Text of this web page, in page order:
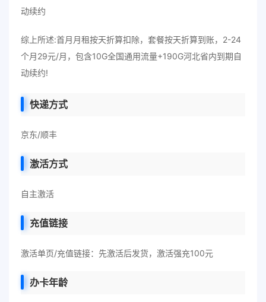
动续约
综上所述:首月月租按天折算扣除，套餐按天折算到账，2-24
个月29元/月，包含10G全国通用流量+190G河北省内到期自
动续约!
快递方式
京东/顺丰
激活方式
自主激活
充值链接
激活单页/充值链接：先激活后发货，激活强充100元
办卡年龄